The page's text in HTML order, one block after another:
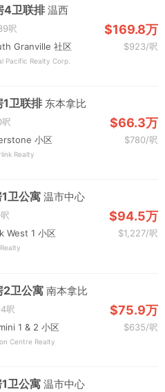
4卫联排温西
呎 $169.8万
Granville 社区 $923/呎
Pacific Realty Corp.
1卫联排 东本拿比
$66.3万
小区 $780/呎
Realty
1卫公寓温市中心
$94.5万
West 1 小区 $1,227/呎
2卫公寓南本拿比
呎 $75.9万
1 & 2 小区 $635/呎
Centre Realty
1卫公寓温市中心